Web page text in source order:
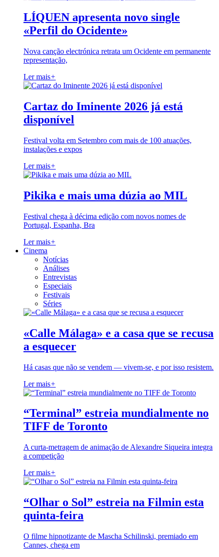
LÍQUEN apresenta novo single
«Perfil do Ocidente»
Nova canção electrónica retrata um Ocidente em permanente
representação,
Ler mais+
Cartaz do Iminente 2026 já está
disponível
Festival volta em Setembro com mais de 100 atuações,
instalações e expos
Ler mais+
Pikika e mais uma dúzia ao MIL
Festival chega à décima edição com novos nomes de
Portugal, Espanha, Bra
Ler mais+
Cinema
Notícias
Análises
Entrevistas
Especiais
Festivais
Séries
«Calle Málaga» e a casa que se recusa
a esquecer
Há casas que não se vendem — vivem-se, e por isso resistem.
Ler mais+
“Terminal” estreia mundialmente no
TIFF de Toronto
A curta-metragem de animação de Alexandre Siqueira integra
a competição
Ler mais+
“Olhar o Sol” estreia na Filmin esta
quinta-feira
O filme hipnotizante de Mascha Schilinski, premiado em
Cannes, chega em